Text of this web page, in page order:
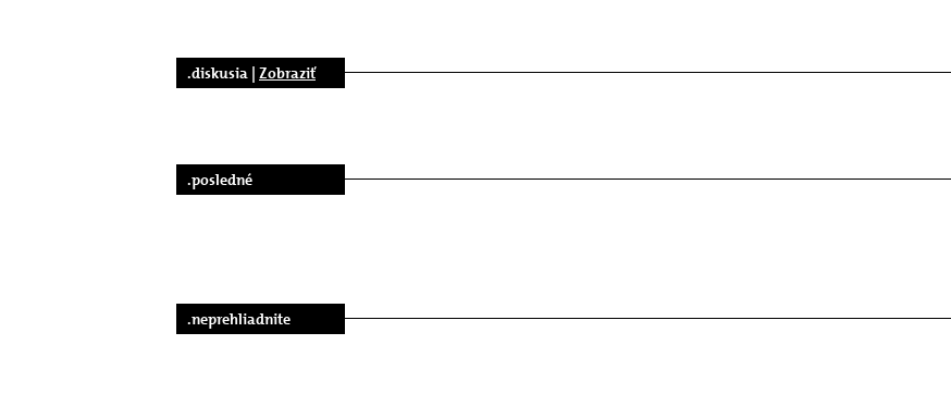
.diskusia | Zobraziť
.posledné
.neprehliadnite